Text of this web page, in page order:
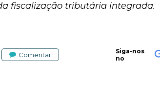
fiscalização tributária integrada.
Comentar
Siga-nos
no